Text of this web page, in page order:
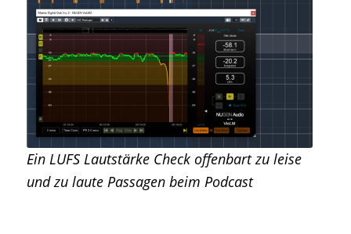
Ein LUFS Lautstärke Check offenbart zu leise
und zu laute Passagen beim Podcast